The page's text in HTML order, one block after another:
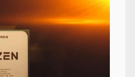
inscreva-se
com os Termos de Uso e Política de